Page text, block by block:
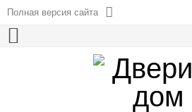
Полная версия сайта